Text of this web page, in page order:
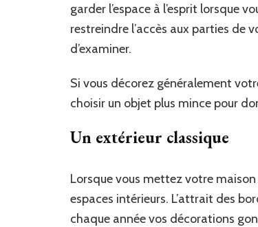
garder l’espace à l’esprit lorsque
restreindre l’accès aux parties de
d’examiner.
Si vous décorez généralement
choisir un objet plus mince pour
Un extérieur classique
Lorsque vous mettez votre maison
espaces intérieurs. L’attrait des
chaque année vos décorations